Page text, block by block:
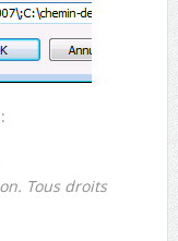
Tous droits